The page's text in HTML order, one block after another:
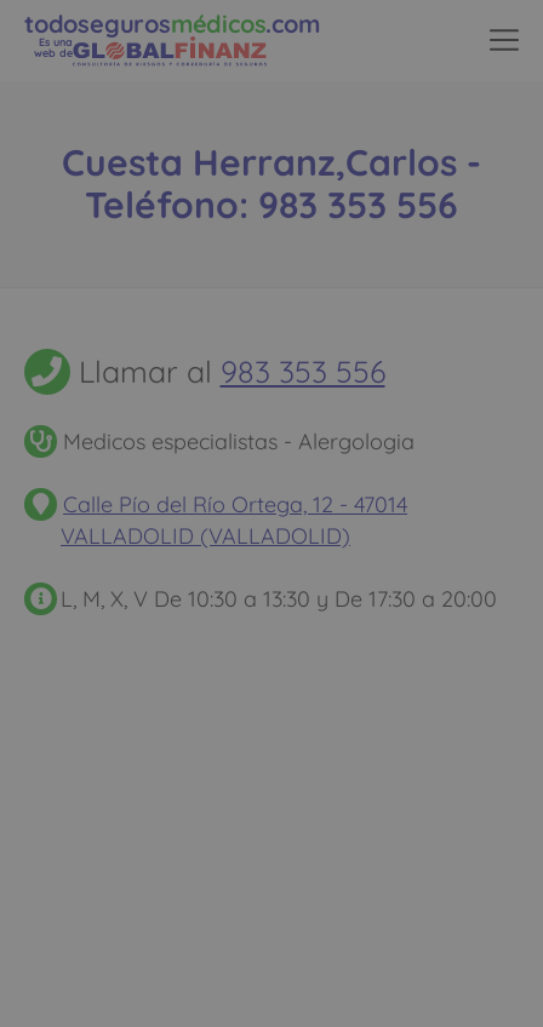
todosegurosmédicos.com
Es una
web de
Cuesta Herranz,Carlos -
Teléfono: 983 353 556
Llamar al 983 353 556
Medicos especialistas - Alergologia
Calle Pío del Río Ortega, 12 - 47014
VALLADOLID (VALLADOLID)
L, M, X, V De 10:30 a 13:30 y De 17:30 a 20:00